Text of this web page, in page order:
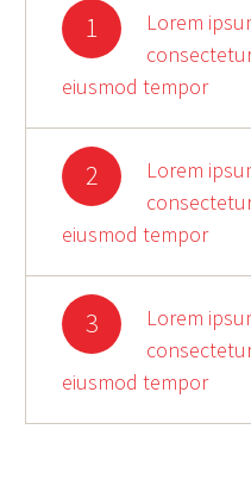
1
Lorem
eiusmod tempor
2
Lorem
eiusmod tempor
3
Lorem
eiusmod tempor